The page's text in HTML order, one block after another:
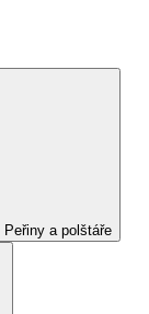
Peřiny a polštáře